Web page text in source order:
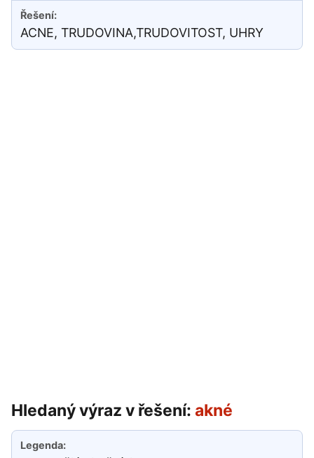
ACNE, TRUDOVINA,TRUDOVITOST, UHRY
Hledaný výraz v řešení: akné